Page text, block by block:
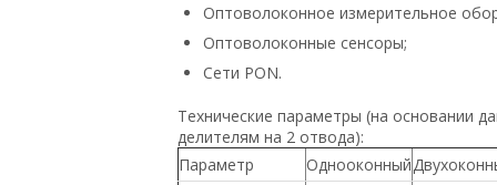
Оптоволоконное измерительное
Оптоволоконные сенсоры;
Сети PON.
Технические параметры (на основании
делителям на 2 отвода):
Параметр
Однооконный